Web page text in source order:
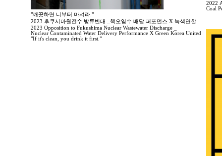
"깨끗하면 니부터 마셔라."
2023 후쿠시마원전수 방류반대 _핵오염수 배달 퍼포먼스 X 녹색연합
2023 Opposition to Fukushima Nuclear Wastewater Discharge _
Nuclear Contaminated Water Delivery Performance X Green Korea United
"If it's clean, you drink it first."
2022
Coal